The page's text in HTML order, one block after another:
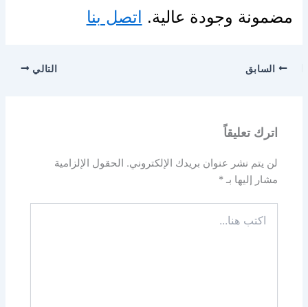
مضمونة وجودة عالية. اتصل بنا
السابق التالي
اترك تعليقاً
لن يتم نشر عنوان بريدك الإلكتروني. الحقول الإلزامية
مشار إليها بـ*
هنا...